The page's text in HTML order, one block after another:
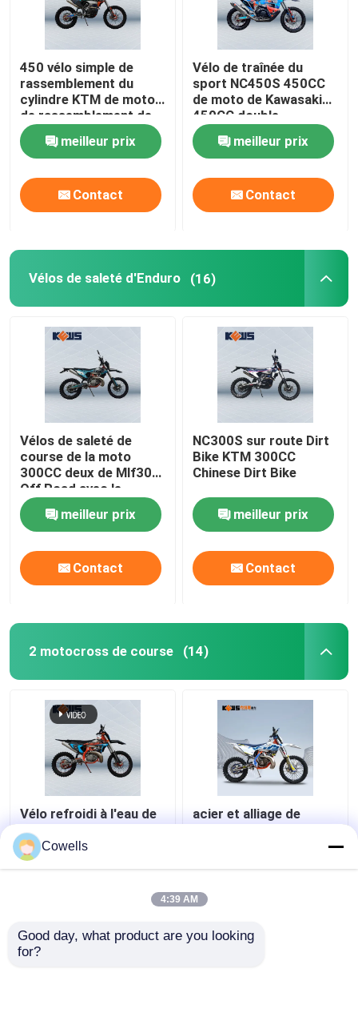
450 vélo simple de
rassemblement du
cylindre KTM de motos
de rassemblement de
cc NC450
meilleur prix
Contact
Vélo de traînée du
sport NC450S 450CC
de moto de Kawasaki
450CC double
meilleur prix
Contact
Vélos de saleté d'Enduro (16)
Vélos de saleté de
course de la moto
300CC deux de Mlf300
Off Road avec le
système électrique de
début meilleur prix
Contact
NC300S sur route Dirt
Bike KTM 300CC
Chinese Dirt Bike
meilleur prix
Contact
2 motocross de course (14)
Vélo refroidi à l'eau de
saleté de cylindre
simple moto 38kw de
300 cc
Contact
acier et alliage de
motocross de course
Contact
Cowells
4:39 AM
Good day, what product are you looking
for?